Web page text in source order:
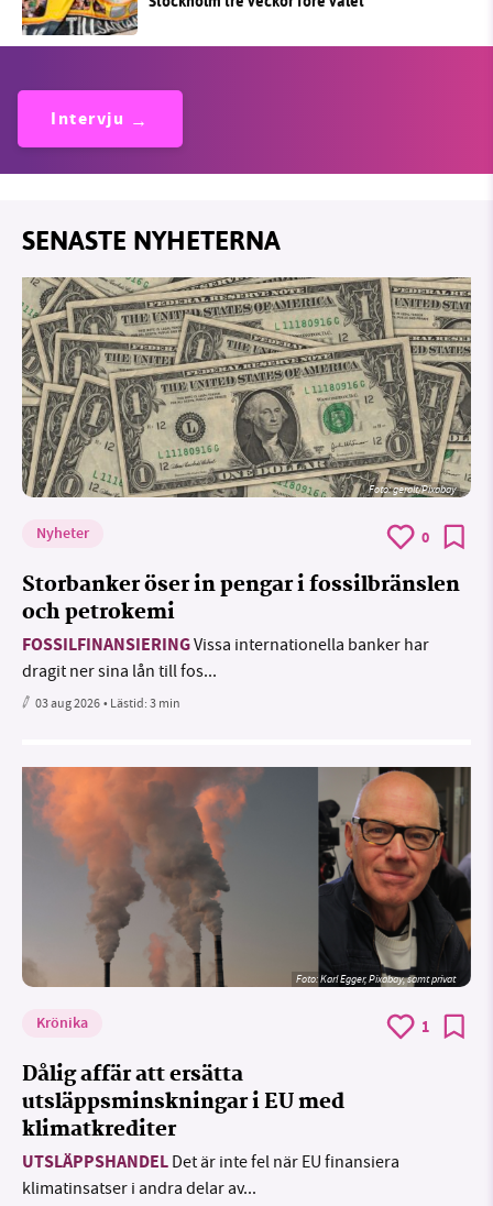
Intervju
SENASTE NYHETERNA
Foto:geralt/Pixabay
Nyheter 0
Storbanker öser in pengar i fossilbränslen
och petrokemi
FOSSILFINANSIERINGVissa internationella banker har
dragit ner sina lån till fos...
03 aug 2026• Lästid:3 min
Foto:Karl Egger, Pixabay, samt privat
Krönika 1
Dålig affär att ersätta
utsläppsminskningar i EU med
klimatkrediter
UTSLÄPPSHANDEL Det är inte fel när EU finansiera
klimatinsatser i andra delar av...